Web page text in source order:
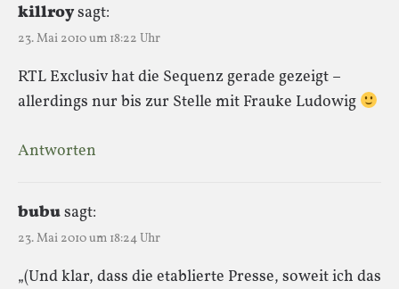
killroysagt:
23. Mai 2010 um 18:22 Uhr
RTL Exclusiv hat die Sequenz gerade gezeigt –
allerdings nur bis zur Stelle mit Frauke Ludowig
Antworten
bubusagt:
23. Mai 2010 um 18:24 Uhr
„(Und klar, dass die etablierte Presse, soweit ich das